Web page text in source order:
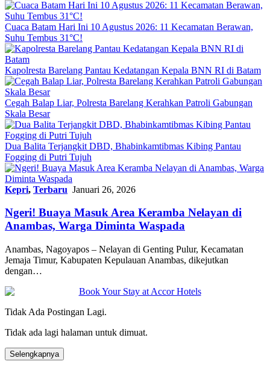
Cuaca Batam Hari Ini 10 Agustus 2026: 11 Kecamatan Berawan,
Suhu Tembus 31°C!
Kapolresta Barelang Pantau Kedatangan Kepala BNN RI di Batam
Cegah Balap Liar, Polresta Barelang Kerahkan Patroli Gabungan
Skala Besar
Dua Balita Terjangkit DBD, Bhabinkamtibmas Kibing Pantau
Fogging di Putri Tujuh
Kepri, Terbaru Januari 26, 2026
Ngeri! Buaya Masuk Area Keramba Nelayan di
Anambas, Warga Diminta Waspada
Anambas, Nagoyapos – Nelayan di Genting Pulur, Kecamatan
Jemaja Timur, Kabupaten Kepulauan Anambas, dikejutkan
dengan…
Tidak Ada Postingan Lagi.
Tidak ada lagi halaman untuk dimuat.
Selengkapnya